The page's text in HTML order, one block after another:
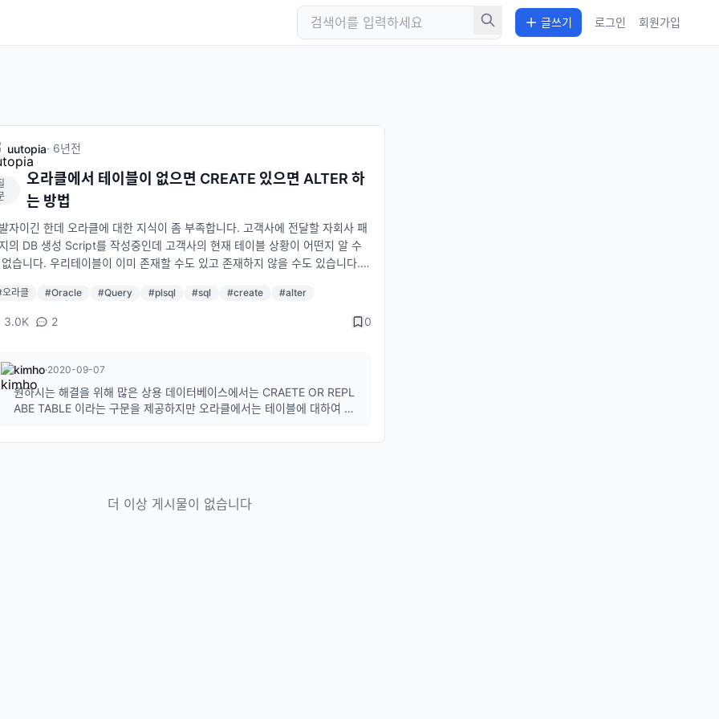
글쓰기 로그인 회원가입
uutopia· 6년전
오라클에서 테이블이 없으면 CREATE 있으면 ALTER 하
는 방법
자이긴 한데 오라클에 대한 지식이 좀 부족합니다. 고객사에 전달할 자회사 패
의 DB 생성 Script를 작성중인데 고객사의 현재 테이블 상황이 어떤지 알 수
습니다. 우리테이블이 이미 존재할 수도 있고 존재하지 않을 수도 있습니다.
하나의 Script로 만드는 방법이 있을까요? 즉, Script를 DB툴에서 실행 시
블이 존재하지 않으면 CREATE문을 실행해서 테이블을 생성하고, 이미 존재하
방법으로 시도 가능합니다.
오라클 #Oracle #Query #plsql #sql #create #alter
3.0K 2 0
kimho·2020-09-07
원하시는 해결을 위해 많은 상용 데이터베이스에서는 CRAETE OR REPL
ABE TABLE 이라는 구문을 제공하지만 오라클에서는 테이블에 대하여 C
이용하여 별도로 작성해야 할 것 같습니다. 참고로 아래는 테이블 칼럼 존
더 이상 게시물이 없습니다